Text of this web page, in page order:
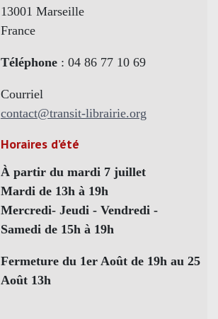
13001 Marseille
France
Téléphone: 04 86 77 10 69
Courriel
contact@transit-librairie.org
Horaires d’été
À partir du mardi 7 juillet
Mardi de 13h à 19h
Mercredi- Jeudi - Vendredi -
Samedi de 15h à 19h
Fermeture du 1er Août de 19h au 25
Août 13h